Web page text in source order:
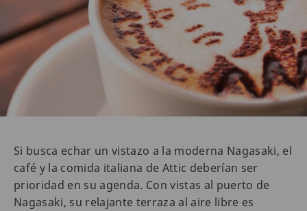
Si busca echar un vistazo a la moderna Nagasaki, el
café y la comida italiana de Attic deberían ser
prioridad en su agenda. Con vistas al puerto de
Nagasaki, su relajante terraza al aire libre es